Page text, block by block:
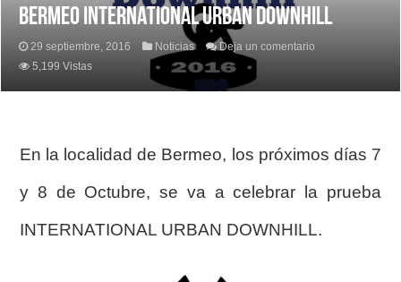
BERMEO INTERNATIONAL URBAN DOWNHILL
29 septiembre, 2016 Noticias
Deja un comentario
5,199 Vistas
En la localidad de Bermeo, los próximos días 7
y 8 de Octubre, se va a celebrar la prueba
INTERNATIONAL URBAN DOWNHILL.